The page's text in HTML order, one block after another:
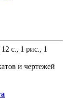
с., 1 рис., 1
и чертежей